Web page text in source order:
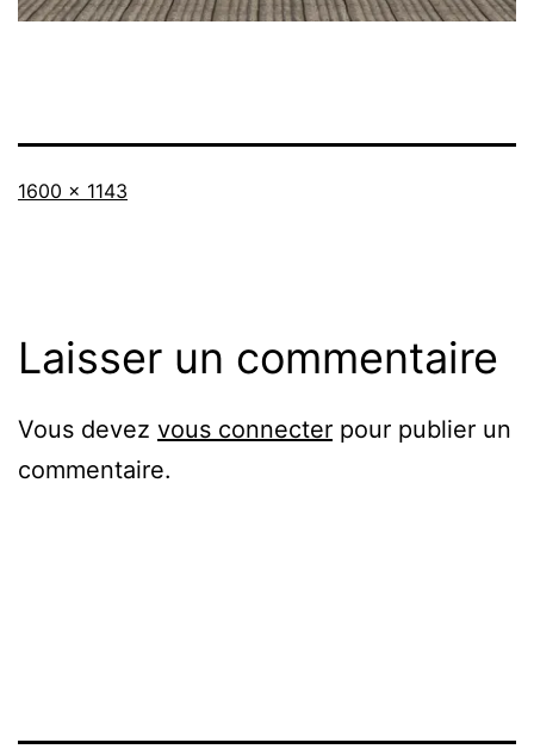
Taille
1600 × 1143
Laisser un commentaire
Vous devez vous connecter pour publier un
commentaire.